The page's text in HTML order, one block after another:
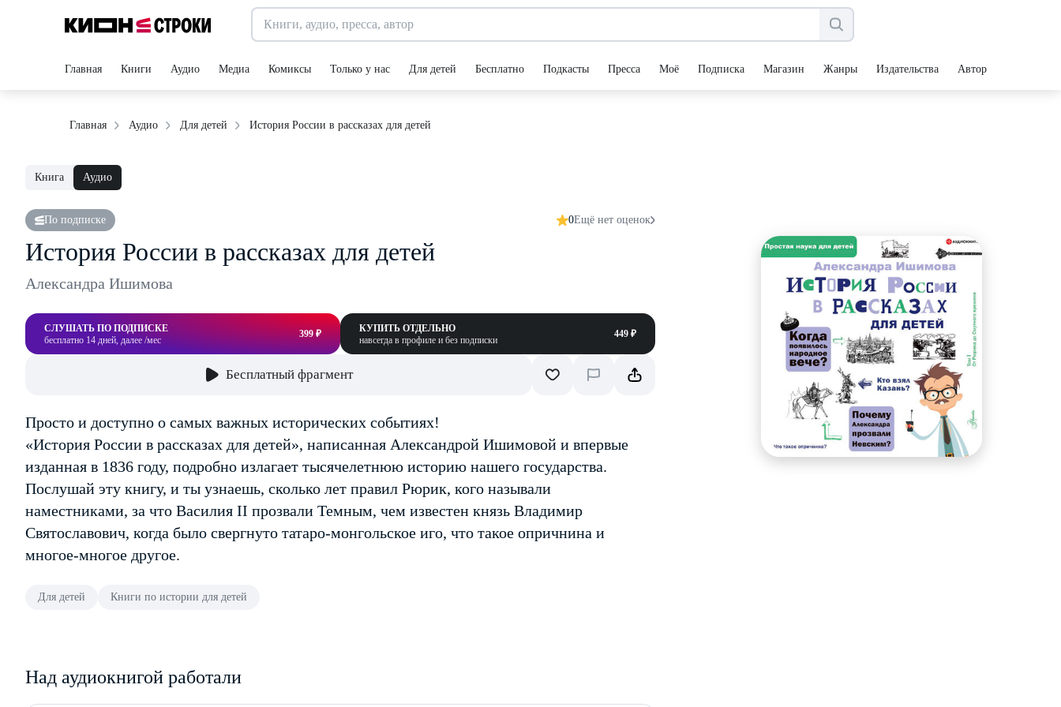
Главная Книги Аудио Медиа Комиксы Только у нас Для детей Бесплатно Подкасты Пресса Моё Подписка Магазин Жанры Издательства Авторы
Главная Аудио Для детей История России в рассказах для детей
Книга Аудио
По подписке 0Ещё нет оценок
История России в рассказах для детей
Александра Ишимова
СЛУШАТЬ ПО ПОДПИСКЕ
бесплатно 14 дней, далее /мес
399 ₽
КУПИТЬ ОТДЕЛЬНО
навсегда в профиле и без подписки
449 ₽
Бесплатный фрагмент
Просто и доступно о самых важных исторических событиях!
«История России в рассказах для детей», написанная Александрой Ишимовой и впервые
изданная в 1836 году, подробно излагает тысячелетнюю историю нашего государства.
Послушай эту книгу, и ты узнаешь, сколько лет правил Рюрик, кого называли
наместниками, за что Василия II прозвали Темным, чем известен князь Владимир
Святославович, когда было свергнуто татаро-монгольское иго, что такое опричнина и
многое-многое другое.
Для детей Книги по истории для детей
Над аудиокнигой работали